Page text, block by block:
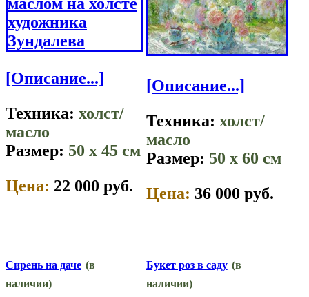
[Описание...]
Техника: холст/
масло
Размер: 50 x 45 см
Цена: 22 000 руб.
[Описание...]
Техника: холст/
масло
Размер: 50 x 60 см
Цена: 36 000 руб.
Сирень на даче (в
наличии)
Букет роз в саду (в
наличии)